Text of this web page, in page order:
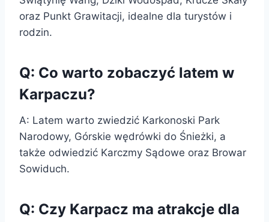
oraz Punkt Grawitacji, idealne dla turystów i
rodzin.
Q: Co warto zobaczyć latem w
Karpaczu?
A: Latem warto zwiedzić Karkonoski Park
Narodowy, Górskie wędrówki do Śnieżki, a
także odwiedzić Karczmy Sądowe oraz Browar
Sowiduch.
Q: Czy Karpacz ma atrakcje dla